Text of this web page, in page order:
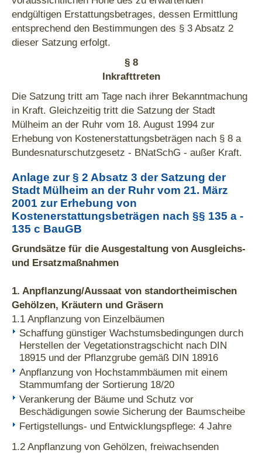
endgültigen Erstattungsbetrages, dessen Ermittlung
entsprechend den Bestimmungen des § 3 Absatz 2
dieser Satzung erfolgt.
§ 8
Inkrafttreten
Die Satzung tritt am Tage nach ihrer Bekanntmachung
in Kraft. Gleichzeitig tritt die Satzung der Stadt
Mülheim an der Ruhr vom 18. August 1994 zur
Erhebung von Kostenerstattungsbeträgen nach § 8 a
Bundesnaturschutzgesetz - BNatSchG - außer Kraft.
Anlage zur § 2 Absatz 3 der Satzung der
Stadt Mülheim an der Ruhr vom 21. März
2001 zur Erhebung von
Kostenerstattungsbeträgen nach §§ 135 a -
135 c BauGB
Grundsätze für die Ausgestaltung von Ausgleichs-
und Ersatzmaßnahmen
1. Anpflanzung/Aussaat von standortheimischen
Gehölzen, Kräutern und Gräsern
1.1 Anpflanzung von Einzelbäumen
Schaffung günstiger Wachstumsbedingungen durch
Herstellen der Vegetationstragschicht nach DIN
18915 und der Pflanzgrube gemäß DIN 18916
Anpflanzung von Hochstammbäumen mit einem
Stammumfang der Sortierung 18/20
Verankerung der Bäume und Schutz vor
Beschädigungen sowie Sicherung der Baumscheibe
Fertigstellungs- und Entwicklungspflege: 4 Jahre
1.2 Anpflanzung von Gehölzen, freiwachsenden